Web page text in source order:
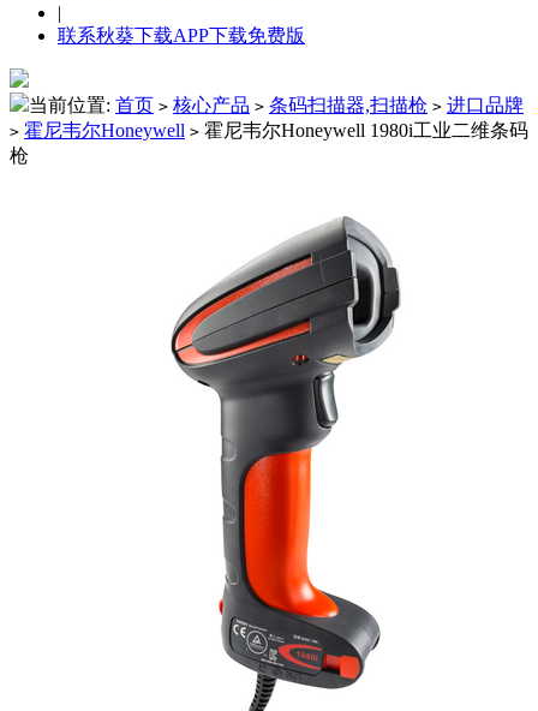
|
联系秋葵下载APP下载免费版
当前位置: 首页 > 核心产品 > 条码扫描器,扫描枪 > 进口品牌
> 霍尼韦尔Honeywell > 霍尼韦尔Honeywell 1980i工业二维条码
枪